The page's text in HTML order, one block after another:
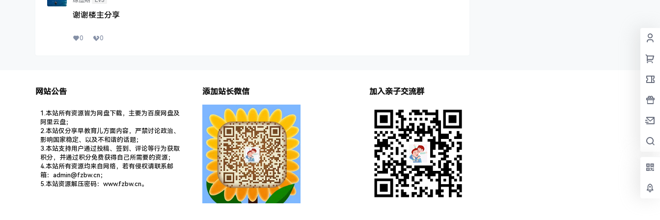
谢谢楼主分享
0 0
网站公告
1.本站所有资源皆为网盘下载，主要为百度网盘及
阿里云盘；
2.本站仅分享早教育儿方面内容，严禁讨论政治、
影响国家稳定、以及不和谐的话题；
3.本站支持用户通过投稿、签到、评论等行为获取
积分，并通过积分免费获得自己所需要的资源；
4.本站所有资源均来自网络，若有侵权请联系邮
箱：admin@fzbw.cn；
5.本站资源解压密码：www.fzbw.cn。
添加站长微信 加入亲子交流群